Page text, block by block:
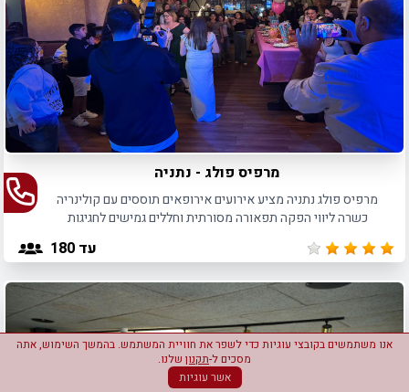
מרפיס פולג - נתניה
מרפיס פולג נתניה מציע אירועים אירופאים תוססים עם קולינריה
כשרה ליווי הפקה תפאורה מסורתית וחללים גמישים לחגיגות
עד 180
אנו משתמשים בקובצי עוגיות כדי לשפר את חוויית המשתמש. בהמשך השימוש, אתה
מסכים ל-תקנון שלנו.
אשר עוגיות